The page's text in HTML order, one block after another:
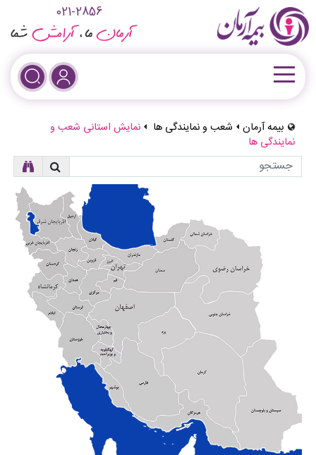
021-2856
بیمه آرمان شعب و نمایندگی ها
نمایش استانی شعب و
نمایندگی ها